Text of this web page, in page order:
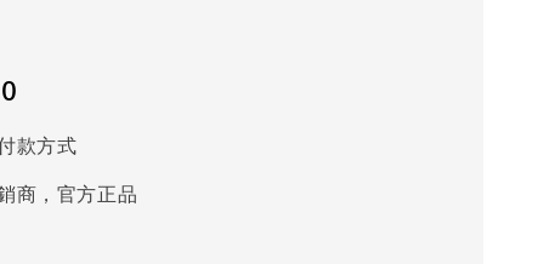
款方式
商，官方正品